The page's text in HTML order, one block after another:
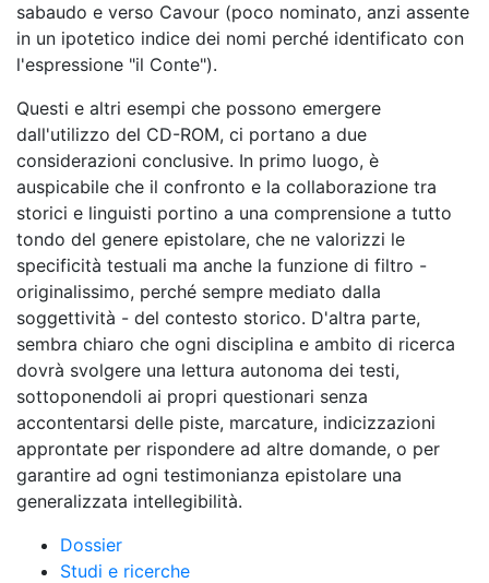
sabaudo e verso Cavour (poco nominato, anzi assente
in un ipotetico indice dei nomi perché identificato con
l'espressione "il Conte").
Questi e altri esempi che possono emergere
dall'utilizzo del CD-ROM, ci portano a due
considerazioni conclusive. In primo luogo, è
auspicabile che il confronto e la collaborazione tra
storici e linguisti portino a una comprensione a tutto
tondo del genere epistolare, che ne valorizzi le
specificità testuali ma anche la funzione di filtro -
originalissimo, perché sempre mediato dalla
soggettività - del contesto storico. D'altra parte,
sembra chiaro che ogni disciplina e ambito di ricerca
dovrà svolgere una lettura autonoma dei testi,
sottoponendoli ai propri questionari senza
accontentarsi delle piste, marcature, indicizzazioni
approntate per rispondere ad altre domande, o per
garantire ad ogni testimonianza epistolare una
generalizzata intellegibilità.
Dossier
Studi e ricerche